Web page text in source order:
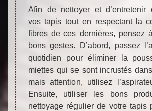
Afin de nettoyer et d’entretenir
vos tapis tout en respectant la
fibres de ces dernières, pensez
bons gestes. D’abord, passez
quotidien pour éliminer la
miettes qui se sont incrustés
mais attention, utilisez
Ensuite, utiliser les bons
nettoyage régulier de votre tapis